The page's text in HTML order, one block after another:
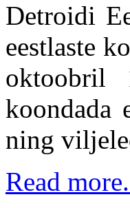
Detroidi
eestlaste
oktoobril
koondada
ning
Read